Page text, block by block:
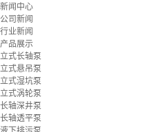
新闻中心
公司新闻
行业新闻
产品展示
立式长轴泵
立式悬吊泵
立式湿坑泵
立式涡轮泵
长轴深井泵
长轴透平泵